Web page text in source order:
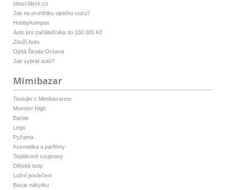
zbozi.blesk.cz
Jak na prohlídku ojetého vozu?
HobbyKompas
Auto pro začátečníka do 100 000 Kč
Zboží Auto
Ojetá Škoda Octavia
Jak vybrat auto?
Mimibazar
Testujte s Mimibazarem
Monster High
Barbie
Lego
Pyžama
Kosmetika a parfémy
Teplákové soupravy
Dětské boty
Ložní povlečení
Bazar nábytku